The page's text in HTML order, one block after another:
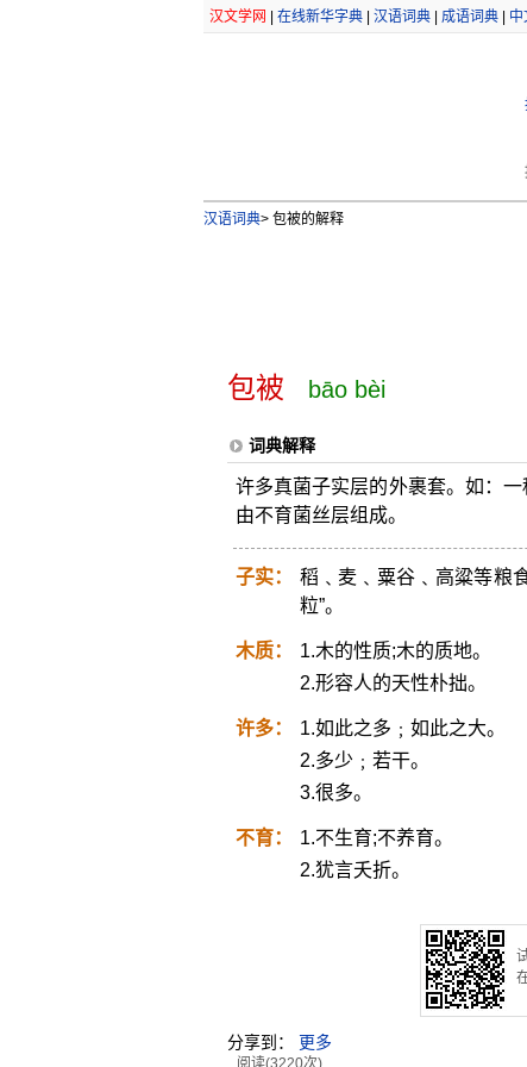
汉文学网 在线新华字典| 汉语词典| 成语词典| 中
汉语词典>包被的解释
包被 bāo bèi
词典解释
许多真菌子实层的外裹套。如：
由不育菌丝层组成。
子实：
稻﹑麦﹑粟谷﹑高粱等粮
粒”。
木质：
1.木的性质;木的质地。
2.形容人的天性朴拙。
许多：
1.如此之多﹔如此之大。
2.多少﹔若干。
3.很多。
不育：
1.不生育;不养育。
2.犹言夭折。
分享到： 更多
阅读(3220次)